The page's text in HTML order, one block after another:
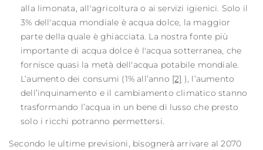
alla limonata, all'agricoltura o ai servizi igienici. Solo il
3% dell'acqua mondiale è acqua dolce, la maggior
parte della quale è ghiacciata. La nostra fonte più
importante di acqua dolce è l'acqua sotterranea, che
fornisce quasi la metà dell'acqua potabile mondiale.
L’aumento dei consumi (1% all’anno [2] ), l’aumento
dell’inquinamento e il cambiamento climatico stanno
trasformando l’acqua in un bene di lusso che presto
solo i ricchi potranno permettersi.
Secondo le ultime previsioni, bisognerà arrivare al 2070